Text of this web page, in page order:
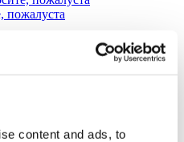
content and ads, to
пожалуста